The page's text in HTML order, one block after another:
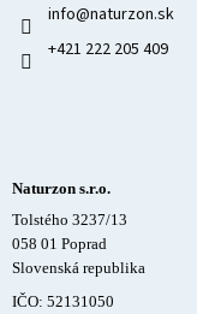
info@naturzon.sk
+421 222 205 409
Naturzon s.r.o.
Tolstého 3237/13
058 01 Poprad
Slovenská republika
IČO: 52131050